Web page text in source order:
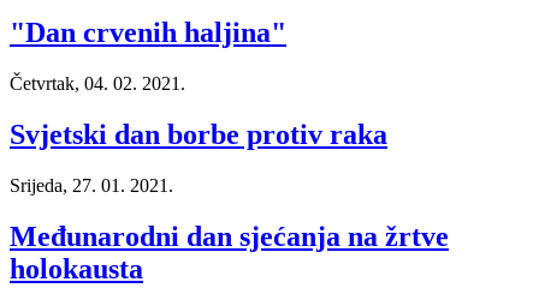
"Dan crvenih haljina"
Četvrtak, 04. 02. 2021.
Svjetski dan borbe protiv raka
Srijeda, 27. 01. 2021.
Međunarodni dan sjećanja na žrtve
holokausta